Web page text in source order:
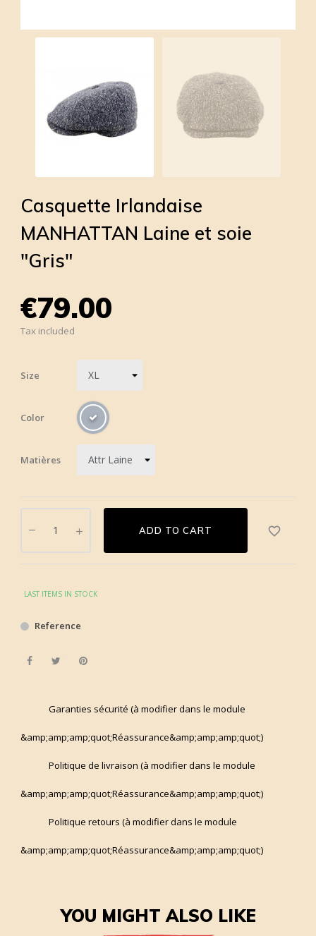
Casquette Irlandaise
MANHATTAN Laine et soie
"Gris"
€79.00
Tax included
Size
Color
Matières
ADD TO CART favorite_border
LAST ITEMS IN STOCK
Reference
Share Tweet
Garanties sécurité (à modifier dans le module
&amp;amp;amp;quot;Réassurance&amp;amp;amp;quot;)
Politique de livraison (à modifier dans le module
&amp;amp;amp;quot;Réassurance&amp;amp;amp;quot;)
Politique retours (à modifier dans le module
&amp;amp;amp;quot;Réassurance&amp;amp;amp;quot;)
YOU MIGHT ALSO LIKE